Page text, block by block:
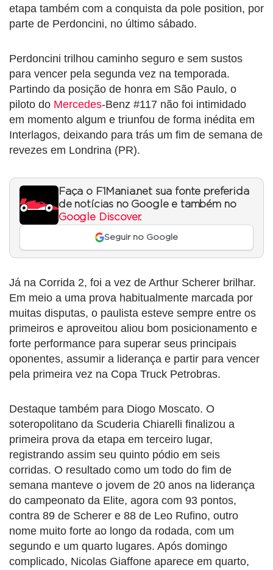
etapa também com a conquista da pole position, por
parte de Perdoncini, no último sábado.
Perdoncini trilhou caminho seguro e sem sustos
para vencer pela segunda vez na temporada.
Partindo da posição de honra em São Paulo, o
piloto do Mercedes-Benz #117 não foi intimidado
em momento algum e triunfou de forma inédita em
Interlagos, deixando para trás um fim de semana de
revezes em Londrina (PR).
Faça o F1Mania.net sua fonte preferida
de notícias no Google e também no
Google Discover.
Seguir no Google
Já na Corrida 2, foi a vez de Arthur Scherer brilhar.
Em meio a uma prova habitualmente marcada por
muitas disputas, o paulista esteve sempre entre os
primeiros e aproveitou aliou bom posicionamento e
forte performance para superar seus principais
oponentes, assumir a liderança e partir para vencer
pela primeira vez na Copa Truck Petrobras.
Destaque também para Diogo Moscato. O
soteropolitano da Scuderia Chiarelli finalizou a
primeira prova da etapa em terceiro lugar,
registrando assim seu quinto pódio em seis
corridas. O resultado como um todo do fim de
semana manteve o jovem de 20 anos na liderança
do campeonato da Elite, agora com 93 pontos,
contra 89 de Scherer e 88 de Leo Rufino, outro
nome muito forte ao longo da rodada, com um
segundo e um quarto lugares. Após domingo
complicado, Nicolas Giaffone aparece em quarto,